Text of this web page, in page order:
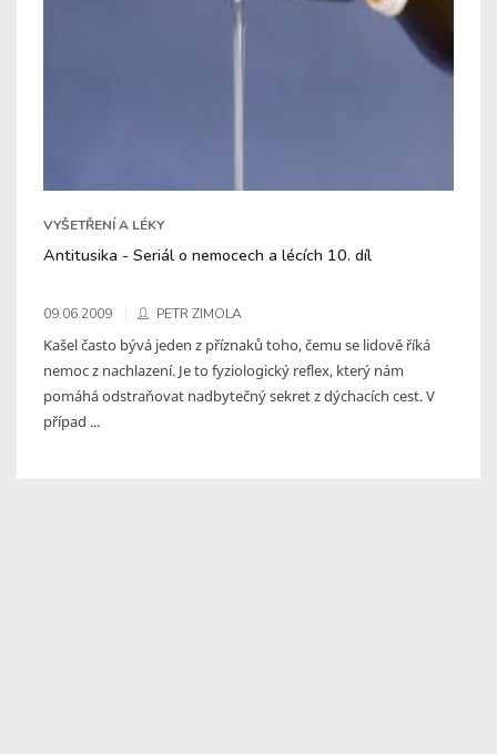
VYŠETŘENÍ A LÉKY
Antitusika - Seriál o nemocech a lécích 10. díl
09.06.2009 PETR ZIMOLA
Kašel často bývá jeden z příznaků toho, čemu se lidově říká
nemoc z nachlazení. Je to fyziologický reflex, který nám
pomáhá odstraňovat nadbytečný sekret z dýchacích cest. V
případ ...